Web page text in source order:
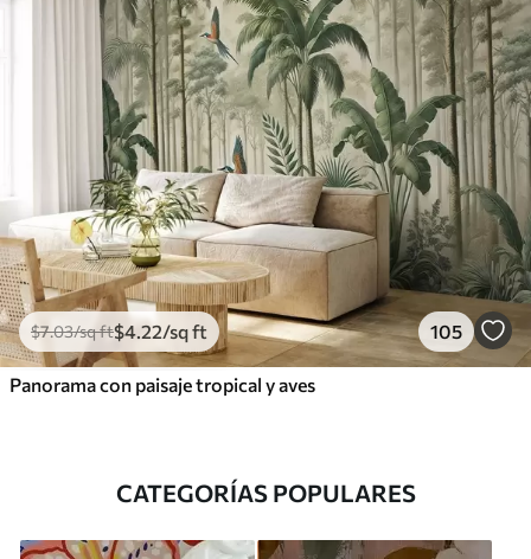
$7.03/sq ft$4.22/sq ft 105
Panorama con paisaje tropical y aves
CATEGORÍAS POPULARES